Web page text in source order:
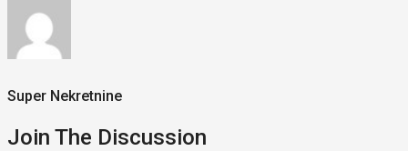
Super Nekretnine
Join The Discussion